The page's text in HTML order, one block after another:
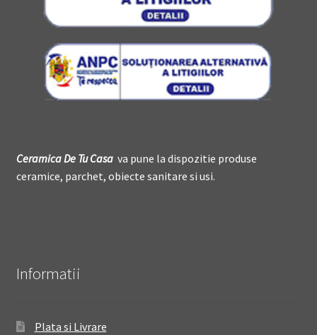
Ceramica DeTu Casava pune la dispozitie produse
ceramice, parchet, obiecte sanitare si usi.
Informatii
Plata si Livrare